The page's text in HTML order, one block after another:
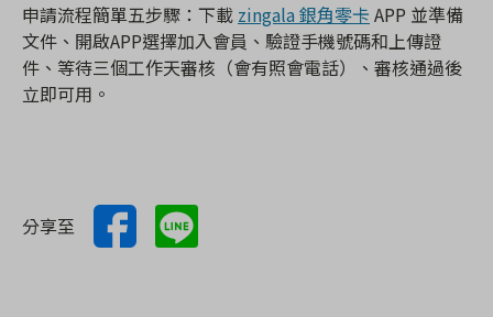
申請流程簡單五步驟：下載 zingala 銀角零卡 APP 並準備
文件、開啟APP選擇加入會員、驗證手機號碼和上傳證
件、等待三個工作天審核（會有照會電話）、審核通過後
立即可用。
分享至